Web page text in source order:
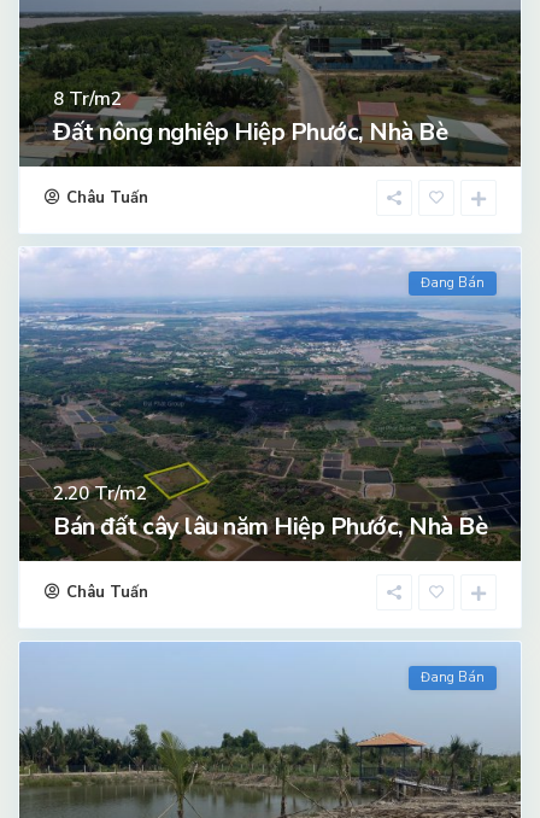
8Tr/m2
Đất nông nghiệp Hiệp Phước, Nhà Bè
Châu Tuấn
Đang Bán
2.20Tr/m2
Bán đất cây lâu năm Hiệp Phước, Nhà Bè
Châu Tuấn
Đang Bán